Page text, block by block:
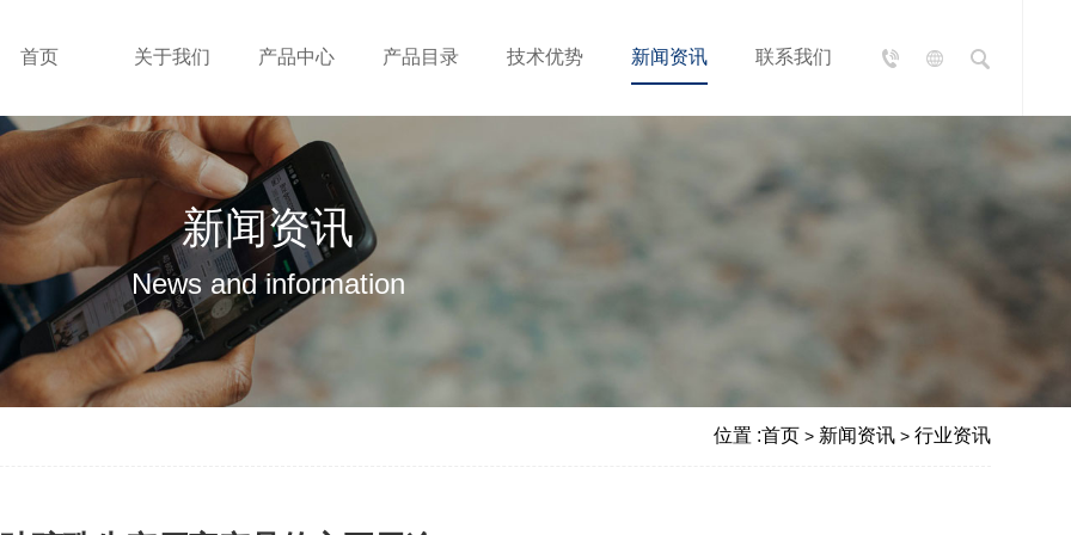
首页 关于我们 产品中心 产品目录 技术优势 新闻资讯 联系我们
新闻资讯
News and information
位置 :首页 > 新闻资讯> 行业资讯